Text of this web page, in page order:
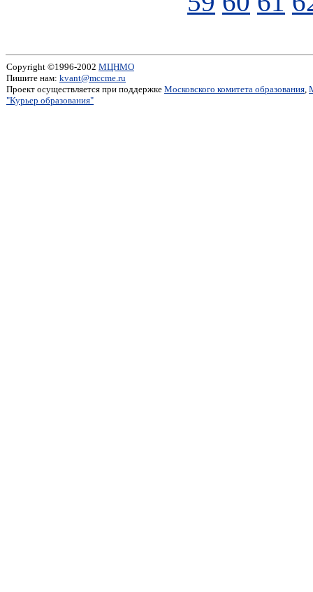
Copyright ©1996-2002 МЦНМО
Пишите нам: kvant@mccme.ru
Проект осуществляется при поддержке Московского комитета образования,
"Курьер образования"